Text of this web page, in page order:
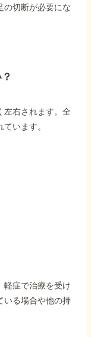
の切断が必要にな
左右されます。全
います。
軽症で治療を受け
いる場合や他の持